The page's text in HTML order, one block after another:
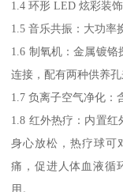
1.4 环形 LED 炫彩装
1.5 音乐共振：大功率
1.6 制氧机：金属镀
连接，配有两种供养
1.7 负离子空气净化：
1.8 红外热疗：内置
身心放松，热疗球可
痛，促进人体血液循
用。